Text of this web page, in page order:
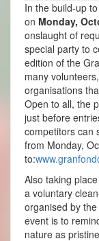
In the build-up
on Monday,
onslaught of
special party to
edition of the
many
organisations
Open to all, the
just before
competitors can
from Monday,
to:
Also taking
a voluntary
organised by
event is to
nature as